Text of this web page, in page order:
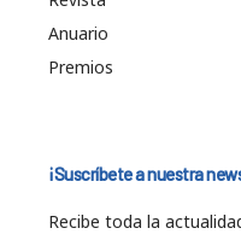
Anuario
Premios
¡Suscríbete a nuestra
Recibe toda la